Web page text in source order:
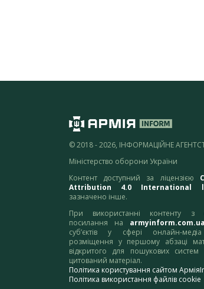
© 2018 - 2026, ІНФОРМАЦІЙНЕ
Міністерство оборони України
Контент доступний за ліцензією
Attribution 4.0 International
зазначено інше.
При використанні контенту з
посилання на armyinform.com.ua
суб’єктів у сфері онлайн-
розміщення у першому абзаці
відкритого для пошукових систем
цитований матеріал.
Політика користування сайтом
Політика використання файлів cookie